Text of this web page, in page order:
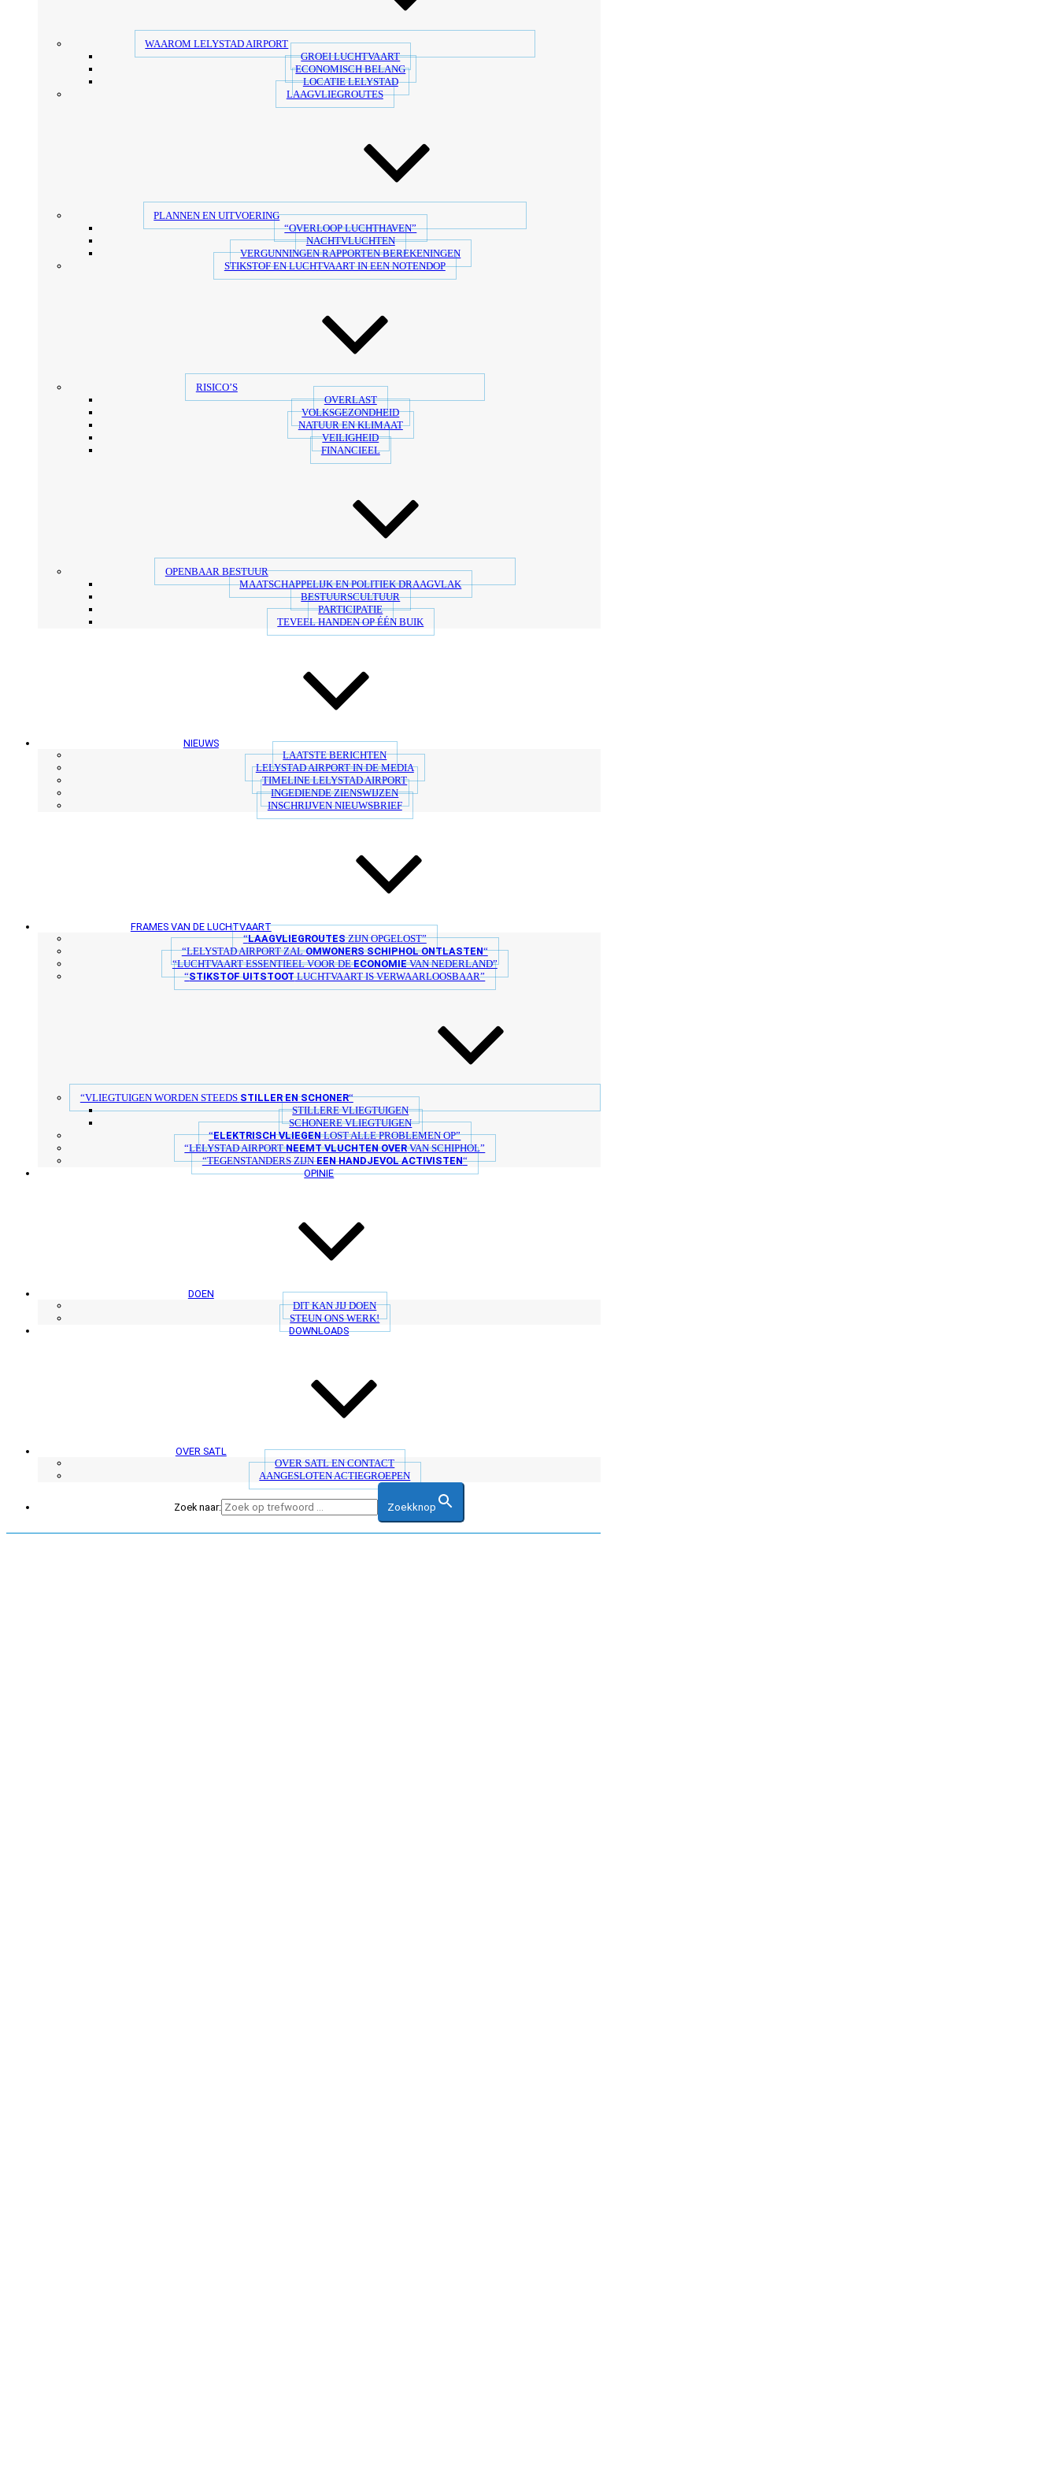
WAAROM LELYSTAD AIRPORT
GROEI LUCHTVAART
ECONOMISCH BELANG
LOCATIE LELYSTAD
LAAGVLIEGROUTES
PLANNEN EN UITVOERING
“OVERLOOP LUCHTHAVEN”
NACHTVLUCHTEN
VERGUNNINGEN RAPPORTEN BEREKENINGEN
STIKSTOF EN LUCHTVAART IN EEN NOTENDOP
RISICO’S
OVERLAST
VOLKSGEZONDHEID
NATUUR EN KLIMAAT
VEILIGHEID
FINANCIEEL
OPENBAAR BESTUUR
MAATSCHAPPELIJK EN POLITIEK DRAAGVLAK
BESTUURSCULTUUR
PARTICIPATIE
TEVEEL HANDEN OP ÉÉN BUIK
NIEUWS
LAATSTE BERICHTEN
LELYSTAD AIRPORT IN DE MEDIA
TIMELINE LELYSTAD AIRPORT
INGEDIENDE ZIENSWIJZEN
INSCHRIJVEN NIEUWSBRIEF
FRAMES VAN DE LUCHTVAART
“LAAGVLIEGROUTESZIJN OPGELOST”
“LELYSTAD AIRPORT ZALOMWONERS SCHIPHOL ONTLASTEN“
“LUCHTVAART ESSENTIEEL VOOR DEECONOMIEVAN NEDERLAND”
“STIKSTOF UITSTOOTLUCHTVAART IS VERWAARLOOSBAAR”
“VLIEGTUIGEN WORDEN STEEDS STILLER EN SCHONER“
STILLERE VLIEGTUIGEN
SCHONERE VLIEGTUIGEN
“ELEKTRISCH VLIEGENLOST ALLE PROBLEMEN OP”
“LELYSTAD AIRPORTNEEMT VLUCHTEN OVERVAN SCHIPHOL”
“TEGENSTANDERS ZIJNEEN HANDJEVOL ACTIVISTEN“
OPINIE
DOEN
DIT KAN JIJ DOEN
STEUN ONS WERK!
DOWNLOADS
OVER SATL
OVER SATL EN CONTACT
AANGESLOTEN ACTIEGROEPEN
Zoek naar: Zoekknop